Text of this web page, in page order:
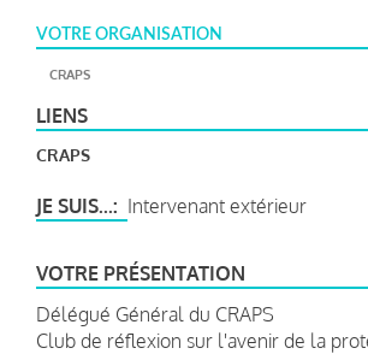
VOTRE ORGANISATION
CRAPS
LIENS
CRAPS
JE SUIS... Intervenant extérieur
VOTRE PRÉSENTATION
Délégué Général du CRAPS
Club de réflexion sur l'avenir de la